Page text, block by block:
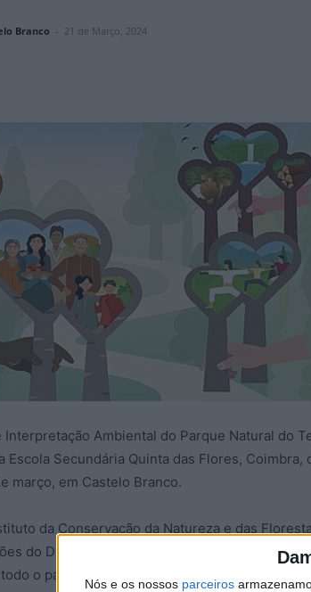
Nós e os nossos parceiros
Branco - 21 de Março, 2024
Interpretação Ambiental do Parque Natural do
Escola Secundária Quinta das Flores,
março, em Castelo Branco.
da Conservação da Natureza e das
do Dia Internacional das Florestas (21 de
o país.